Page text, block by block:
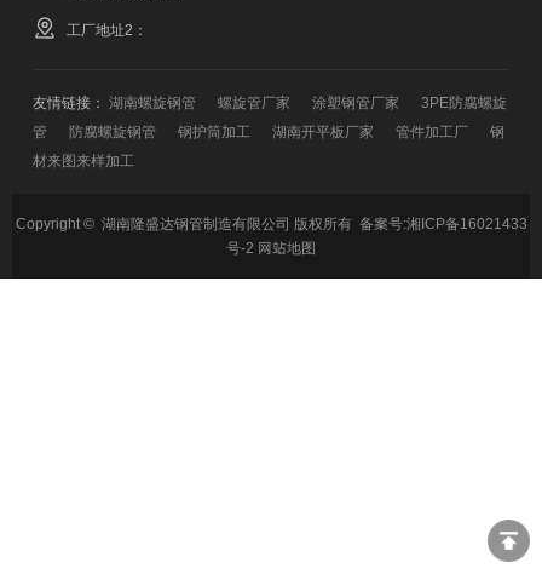
工厂地址2：
友情链接：湖南螺旋钢管 螺旋管厂家 涂塑钢管厂家
3PE防腐螺旋
管
防腐螺旋钢管 钢护筒加工 湖南开平板厂家 管件加工厂
钢
材来图来样加工
Copyright © 湖南隆盛达钢管制造有限公司 版权所有 备案号:湘ICP备16021433
号-2 网站地图